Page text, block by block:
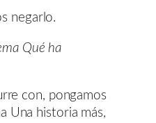
negarlo.
Qué ha
con, pongamos
Una historia más,